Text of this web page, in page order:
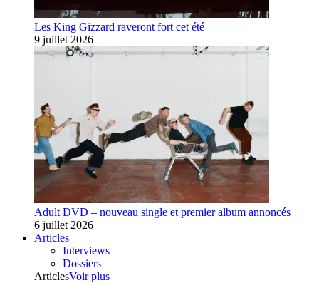
Les King Gizzard raveront fort cet été
9 juillet 2026
Adult DVD – nouveau single et premier album annoncés
6 juillet 2026
Articles
Interviews
Dossiers
ArticlesVoir plus